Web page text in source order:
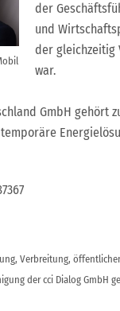
der
und
der gleichzeitig
war.
GmbH gehört
Verbreitung,
der cci Dialog GmbH